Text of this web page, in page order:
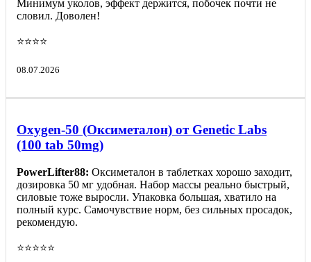
Минимум уколов, эффект держится, побочек почти не
словил. Доволен!
⭐️⭐️⭐️⭐️
08.07.2026
Oxygen-50 (Оксиметалон) от Genetic Labs
(100 tab 50mg)
PowerLifter88: Оксиметалон в таблетках хорошо заходит,
дозировка 50 мг удобная. Набор массы реально быстрый,
силовые тоже выросли. Упаковка большая, хватило на
полный курс. Самочувствие норм, без сильных просадок,
рекомендую.
⭐️⭐️⭐️⭐️⭐️